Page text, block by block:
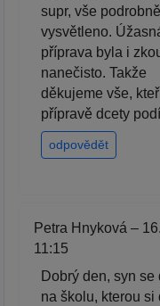
supr, vše podrobně
vysvětleno.
příprava byla i
nanečisto. Takže
děkujeme vše,
přípravě dcety
odpovědět
Petra Hnyková –
11:15
Dobrý den, syn se
na školu, kterou si